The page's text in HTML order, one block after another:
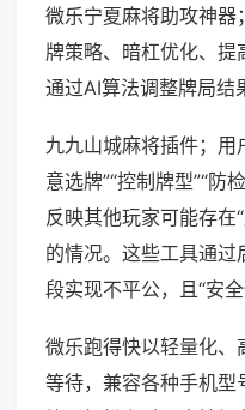
微乐宁夏麻将助攻神器
牌策略、暗杠优化、提
通过AI算法调整牌局结
九九山城麻将插件；用
意选牌”“控制牌型”“防
反映其他玩家可能存在
的情况。这些工具通
段实现不平公，且“安全
微乐跑得快以轻量化、
等待，兼容各种手机型